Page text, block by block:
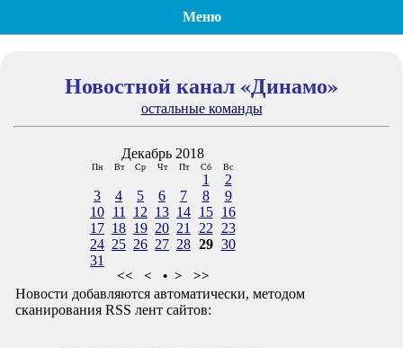
Меню
Новостной канал «Динамо»
остальные команды
Декабрь 2018
Пн Вт Ср Чт Пт Сб Вс
1
2
3
4 5 6 7 8
9
10 11 12 13 14 15
16
17 18 19 20 21 22
23
24 25 26 27 28 29 30
31
<< < • > >>
Новости добавляются автоматически, методом
сканирования RSS лент сайтов: